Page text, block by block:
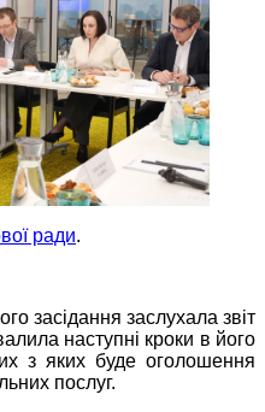
ради.
засідання заслухала звіт
наступні кроки в його
з яких буде оголошення
послуг.